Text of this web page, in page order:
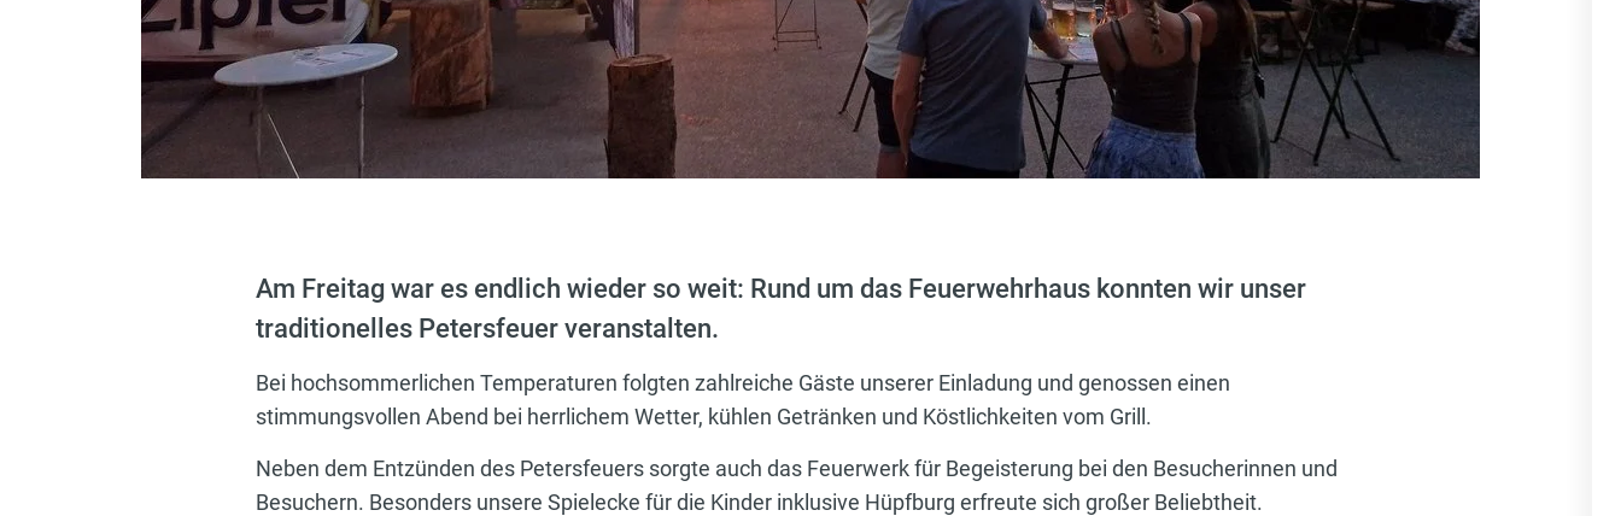
Am Freitag war es endlich wieder so weit: Rund um das Feuerwehrhaus konnten wir unser
traditionelles Petersfeuer veranstalten.
Bei hochsommerlichen Temperaturen folgten zahlreiche Gäste unserer Einladung und genossen einen
stimmungsvollen Abend bei herrlichem Wetter, kühlen Getränken und Köstlichkeiten vom Grill.
Neben dem Entzünden des Petersfeuers sorgte auch das Feuerwerk für Begeisterung bei den Besucherinnen und
Besuchern. Besonders unsere Spielecke für die Kinder inklusive Hüpfburg erfreute sich großer Beliebtheit.